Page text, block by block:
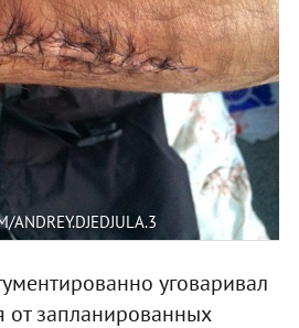
уговаривал
от запланированных